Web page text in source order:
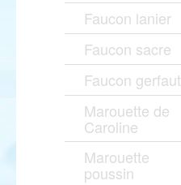
Faucon lanier
Faucon sacre
Faucon gerfaut
Marouette de
Caroline
Marouette
poussin